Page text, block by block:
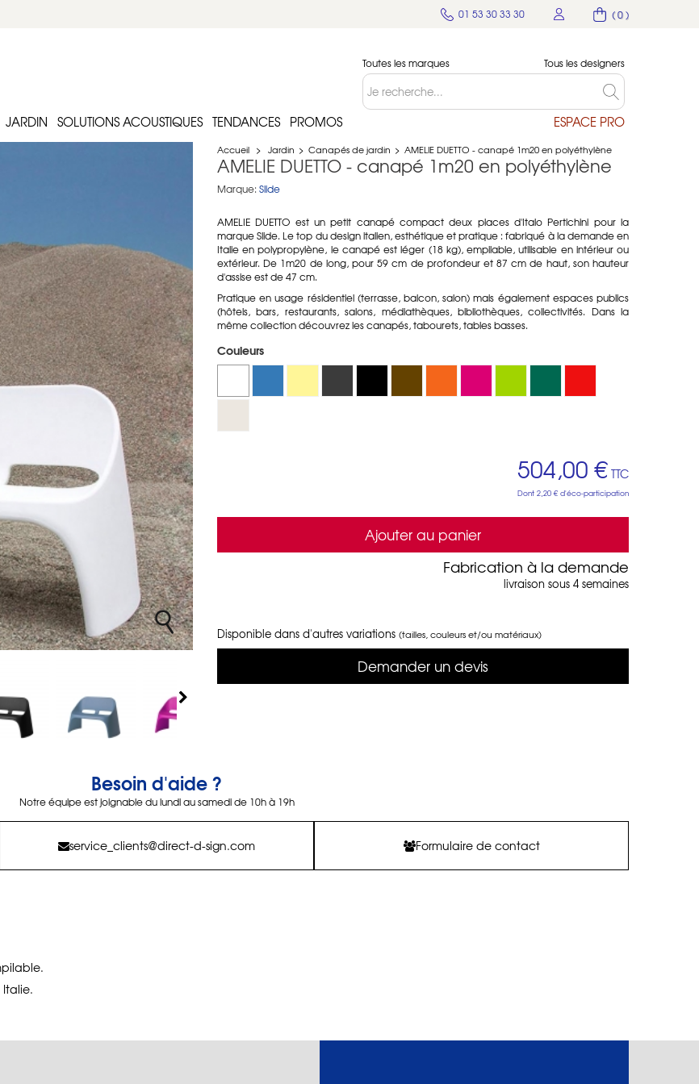
( 0 )
01 53 30 33 30
Toutes les marques Tous les designers
JARDIN SOLUTIONS ACOUSTIQUES TENDANCES PROMOS ESPACE PRO
Accueil > Jardin > Canapés de jardin > AMELIE DUETTO - canapé 1m20 en polyéthylène
AMELIE DUETTO - canapé 1m20 en polyéthylène
Marque: Slide
AMELIE DUETTO est un petit canapé compact deux places d'Italo Pertichini pour la
marque Slide. Le top du design italien, esthétique et pratique : fabriqué à la demande en
Italie en polypropylène, le canapé est léger (18 kg), empilable, utilisable en intérieur ou
extérieur. De 1m20 de long, pour 59 cm de profondeur et 87 cm de haut, son hauteur
d'assise est de 47 cm.
Pratique en usage résidentiel (terrasse, balcon, salon) mais également espaces publics
(hôtels, bars, restaurants, salons, médiathèques, bibliothèques, collectivités. Dans la
même collection découvrez les canapés, tabourets, tables basses.
Couleurs
504,00 € TTC
Dont 2,20 € d'éco-participation
Ajouter au panier
Fabrication à la demande
livraison sous 4 semaines
Disponible dans d'autres variations (tailles, couleurs et/ou matériaux)
Demander un devis
Besoin d'aide ?
Notre équipe est joignable du lundi au samedi de 10h à 19h
service_clients@direct-d-sign.com Formulaire de contact